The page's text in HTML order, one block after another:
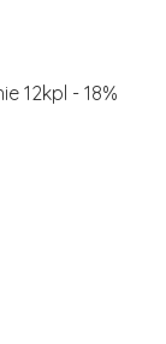
12kpl - 18%